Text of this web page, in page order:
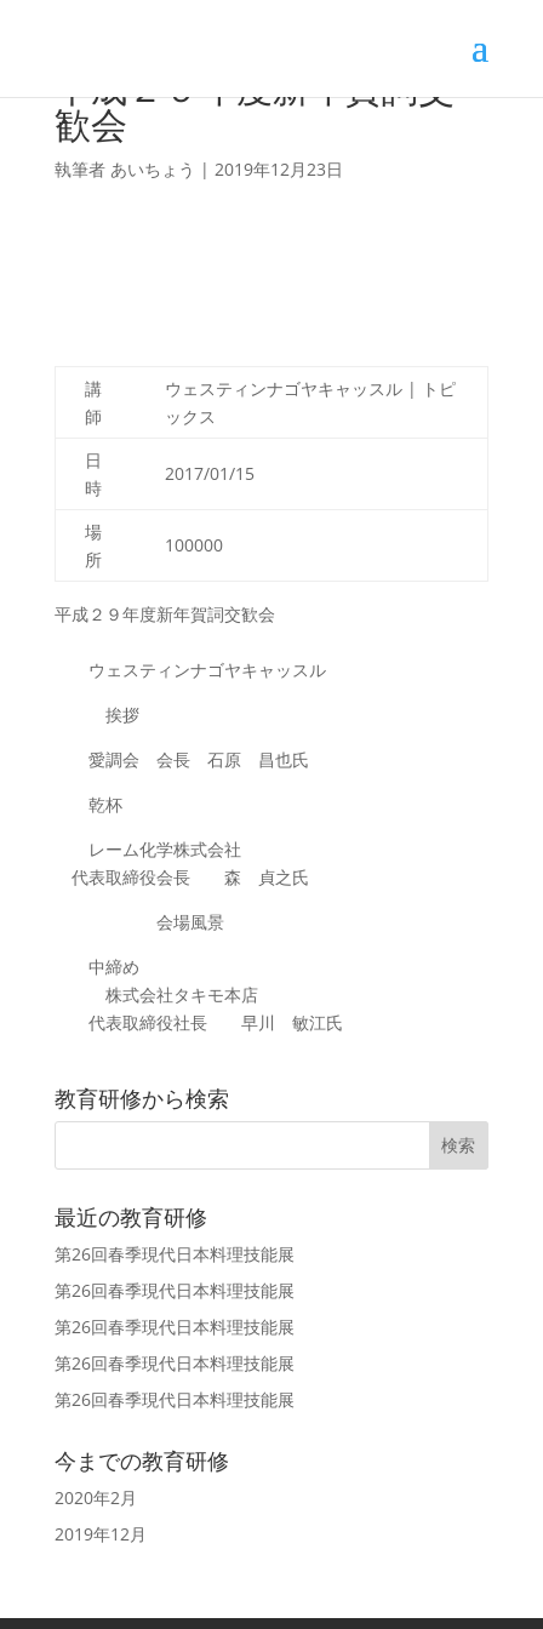
平成２９年度新年賀詞交
歓会
執筆者 あいちょう | 2019年12月23日
講
師
ウェスティンナゴヤキャッスル | トピ
ックス
日
時
2017/01/15
場
所
100000
平成２９年度新年賀詞交歓会
ウェスティンナゴヤキャッスル
挨拶
愛調会 会長 石原 昌也氏
乾杯
レーム化学株式会社
代表取締役会長 森 貞之氏
会場風景
中締め
株式会社タキモ本店
代表取締役社長 早川 敏江氏
教育研修から検索
最近の教育研修
第26回春季現代日本料理技能展
第26回春季現代日本料理技能展
第26回春季現代日本料理技能展
第26回春季現代日本料理技能展
第26回春季現代日本料理技能展
今までの教育研修
2020年2月
2019年12月